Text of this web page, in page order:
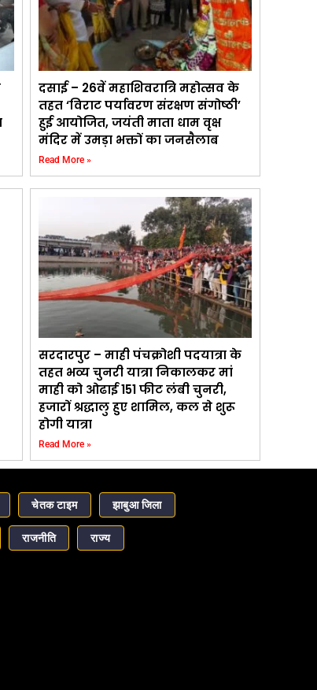
दसाई – 26वें महाशिवरात्रि महोत्सव के
तहत ‘विराट पर्यावरण संरक्षण संगोष्ठी’
हुई आयोजित, जयंती माता धाम वृक्ष
मंदिर में उमड़ा भक्तों का जनसैलाब
Read More »
सरदारपुर – माही पंचक्रोशी पदयात्रा के
तहत भव्य चुनरी यात्रा निकालकर मां
माही को ओढाई 151 फीट लंबी चुनरी,
हजारों श्रद्धालु हुए शामिल, कल से शुरू
होगी यात्रा
Read More »
चेतक टाइम झाबुआ जिला
राजनीति राज्य